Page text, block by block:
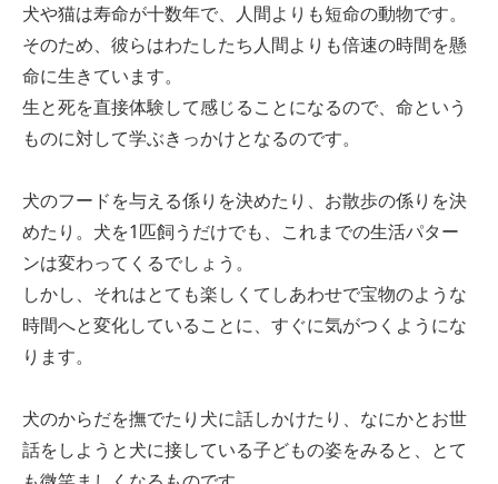
犬や猫は寿命が十数年で、人間よりも短命の動物です。
そのため、彼らはわたしたち人間よりも倍速の時間を懸
命に生きています。
生と死を直接体験して感じることになるので、命という
ものに対して学ぶきっかけとなるのです。
犬のフードを与える係りを決めたり、お散歩の係りを決
めたり。犬を1匹飼うだけでも、これまでの生活パター
ンは変わってくるでしょう。
しかし、それはとても楽しくてしあわせで宝物のような
時間へと変化していることに、すぐに気がつくようにな
ります。
犬のからだを撫でたり犬に話しかけたり、なにかとお世
話をしようと犬に接している子どもの姿をみると、とて